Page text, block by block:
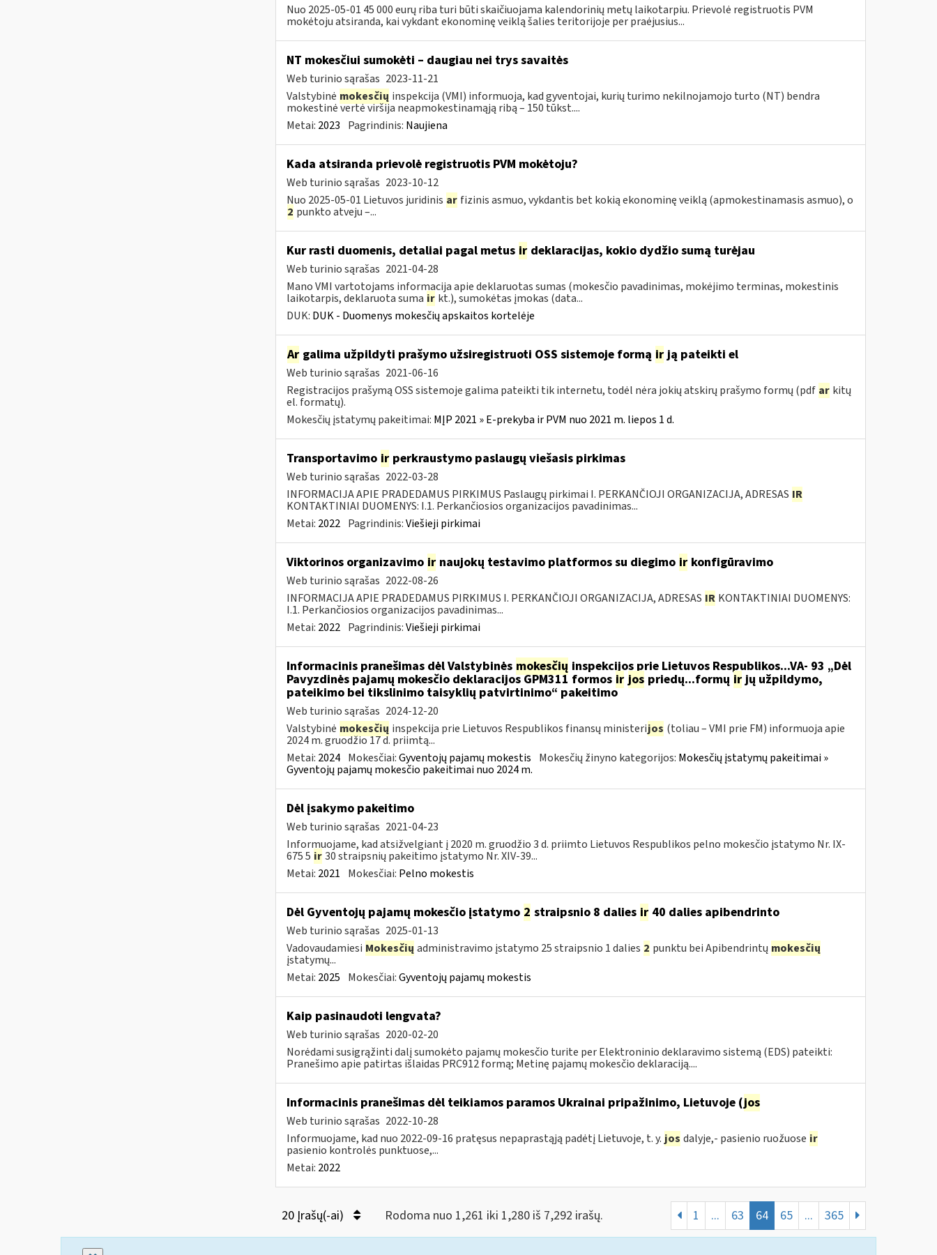
Nuo 2025-05-01 45 000 eurų riba turi būti skaičiuojama kalendorinių metų laikotarpiu. Prievolė registruotis PVM
mokėtoju atsiranda, kai vykdant ekonominę veiklą šalies teritorijoje per praėjusius...
NT mokesčiui sumokėti – daugiau nei trys savaitės
Web turinio sąrašas 2023-11-21
Valstybinė mokesčių inspekcija (VMI) informuoja, kad gyventojai, kurių turimo nekilnojamojo turto (NT) bendra
mokestinė vertė viršija neapmokestinamąją ribą – 150 tūkst....
Metai: 2023 Pagrindinis: Naujiena
Kada atsiranda prievolė registruotis PVM mokėtoju?
Web turinio sąrašas 2023-10-12
Nuo 2025-05-01 Lietuvos juridinis ar fizinis asmuo, vykdantis bet kokią ekonominę veiklą (apmokestinamasis asmuo), o
2 punkto atveju –...
Kur rasti duomenis, detaliai pagal metus irdeklaracijas, kokio dydžio sumą turėjau
Web turinio sąrašas 2021-04-28
Mano VMI vartotojams informacija apie deklaruotas sumas (mokesčio pavadinimas, mokėjimo terminas, mokestinis
laikotarpis, deklaruota suma ir kt.), sumokėtas įmokas (data...
DUK: DUK - Duomenys mokesčių apskaitos kortelėje
Argalima užpildyti prašymo užsiregistruoti OSS sistemoje formą irją pateikti el
Web turinio sąrašas 2021-06-16
Registracijos prašymą OSS sistemoje galima pateikti tik internetu, todėl nėra jokių atskirų prašymo formų (pdf ar kitų
el. formatų).
Mokesčių įstatymų pakeitimai: MĮP 2021 » E-prekyba ir PVM nuo 2021 m. liepos 1 d.
Transportavimo irperkraustymo paslaugų viešasis pirkimas
Web turinio sąrašas 2022-03-28
INFORMACIJA APIE PRADEDAMUS PIRKIMUS Paslaugų pirkimai I. PERKANČIOJI ORGANIZACIJA, ADRESAS IR
KONTAKTINIAI DUOMENYS: I.1. Perkančiosios organizacijos pavadinimas...
Metai: 2022 Pagrindinis:Viešieji pirkimai
Viktorinos organizavimo irnaujokų testavimo platformos su diegimo irkonfigūravimo
Web turinio sąrašas 2022-08-26
INFORMACIJA APIE PRADEDAMUS PIRKIMUS I. PERKANČIOJI ORGANIZACIJA, ADRESAS IR KONTAKTINIAI DUOMENYS:
I.1. Perkančiosios organizacijos pavadinimas...
Metai: 2022 Pagrindinis:Viešieji pirkimai
Informacinis pranešimas dėl Valstybinės mokesčių inspekcijos prie Lietuvos Respublikos...VA- 93 „Dėl
Pavyzdinės pajamų mokesčio deklaracijos GPM311 formos ir jos priedų...formų irjų užpildymo,
pateikimo bei tikslinimo taisyklių patvirtinimo“ pakeitimo
Web turinio sąrašas 2024-12-20
Valstybinė mokesčių inspekcija prie Lietuvos Respublikos finansų ministerijos (toliau – VMI prie FM) informuoja apie
2024 m. gruodžio 17 d. priimtą...
Metai: 2024 Mokesčiai:Gyventojų pajamų mokestis Mokesčių žinyno kategorijos: Mokesčių įstatymų pakeitimai »
Gyventojų pajamų mokesčio pakeitimai nuo 2024 m.
Dėl įsakymo pakeitimo
Web turinio sąrašas 2021-04-23
Informuojame, kad atsižvelgiant į 2020 m. gruodžio 3 d. priimto Lietuvos Respublikos pelno mokesčio įstatymo Nr. IX-
675 5 ir 30 straipsnių pakeitimo įstatymo Nr. XIV-39...
Metai: 2021 Mokesčiai: Pelno mokestis
Dėl Gyventojų pajamų mokesčio įstatymo 2 straipsnio 8 dalies ir40 dalies apibendrinto
Web turinio sąrašas 2025-01-13
Vadovaudamiesi Mokesčių administravimo įstatymo 25 straipsnio 1 dalies 2 punktu bei Apibendrintų mokesčių
įstatymų...
Metai: 2025 Mokesčiai:Gyventojų pajamų mokestis
Kaip pasinaudoti lengvata?
Web turinio sąrašas 2020-02-20
Norėdami susigrąžinti dalį sumokėto pajamų mokesčio turite per Elektroninio deklaravimo sistemą (EDS) pateikti:
Pranešimo apie patirtas išlaidas PRC912 formą; Metinę pajamų mokesčio deklaraciją....
Informacinis pranešimas dėl teikiamos paramos Ukrainai pripažinimo, Lietuvoje (jos
Web turinio sąrašas 2022-10-28
Informuojame, kad nuo 2022-09-16 pratęsus nepaprastąją padėtį Lietuvoje, t. y. jos dalyje,- pasienio ruožuose ir
pasienio kontrolės punktuose,...
Metai: 2022
20 Įrašų(-ai) Rodoma nuo 1,261 iki 1,280 iš 7,292 irašų. 1 ... 63 64 65 ... 365